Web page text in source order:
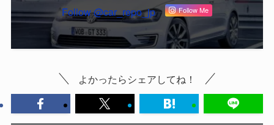
Follow @car_repo_jp Follow Me
よかったらシェアしてね！